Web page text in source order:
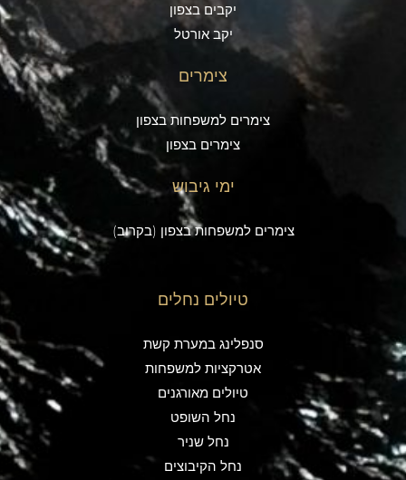
יקבים בצפון
יקב אורטל
צימרים
צימרים למשפחות בצפון
צימרים בצפון
ימי גיבוש
צימרים למשפחות בצפון (בקרוב)
טיולים נחלים
סנפלינג במערת קשת
אטרקציות למשפחות
טיולים מאורגנים
נחל השופט
נחל שניר
נחל הקיבוצים